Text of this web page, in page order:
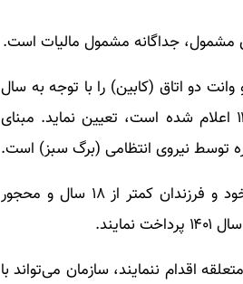
مشمول، جداگانه مشمول مالیات است.
دو اتاق (کابین) را با توجه به سال
ساخت یا واردات آن‌ها و متناسب با جداول ارزش خودرو که در پایان سال ۱۴۰۰ اعلام شده است، تعیین نماید. مبنای
توسط نیروی انتظامی (برگ سبز) است.
کلیه اشخاص حقوقی و حقیقی نیز مکلفند مالیات سالانه خودرو‌های مشمول خود و فرزندان کمتر از ۱۸ سال و محجور
نسبت به پرداخت مالیات متعلقه اقدام ننمایند، سازمان می‌تواند با